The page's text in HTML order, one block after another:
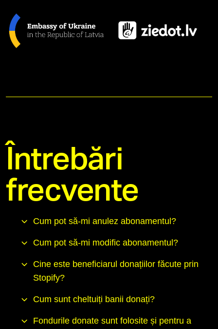
Întrebări
frecvente
Cum pot să-mi anulez abonamentul?
Cum pot să-mi modific abonamentul?
Cine este beneficiarul donațiilor făcute prin
Stopify?
Cum sunt cheltuiți banii donați?
Fondurile donate sunt folosite și pentru a